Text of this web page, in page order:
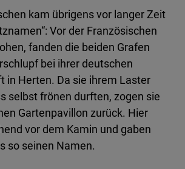
kam übrigens vor langer Zeit
Vor der Französischen
fanden die beiden Grafen
bei ihrer deutschen
in Herten. Da sie ihrem Laster
selbst frönen durften, zogen sie
Gartenpavillon zurück. Hier
vor dem Kamin und gaben
so seinen Namen.